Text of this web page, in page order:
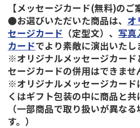
【メッセージカード(無料)のご
●お選びいただいた商品は、 オ
セージカード （定型文）、 写真
カードでより素敵に演出いたし
※オリジナルメッセージカード
セージカードの併用はできませ
※オリジナルメッセージカード
くはギフト包装の中に商品と共
（一部商品で取り扱いが異な
す。）